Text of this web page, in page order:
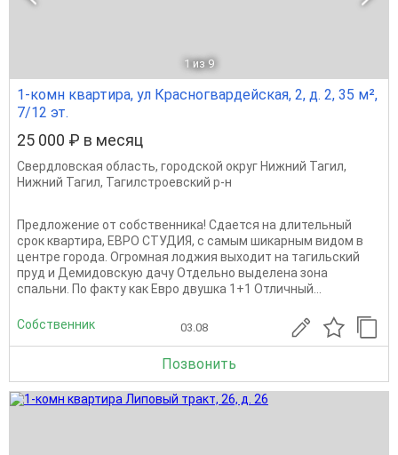
1 из 9
1-комн квартира, ул Красногвардейская, 2, д. 2, 35 м²,
7/12 эт.
25 000 ₽ в месяц
Свердловская область, городской округ Нижний Тагил,
Нижний Тагил, Тагилстроевский р-н
Предложение от собственника! Сдается на длительный
срок квартира, ЕВРО СТУДИЯ, с самым шикарным видом в
центре города. Огромная лоджия выходит на тагильский
пруд и Демидовскую дачу Отдельно выделена зона
спальни. По факту как Евро двушка 1+1 Отличный...
Собственник 03.08
Позвонить